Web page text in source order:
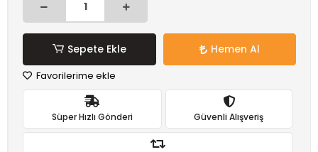
Sepete Ekle Hemen Al
Favorilerime ekle
Süper Hızlı Gönderi Güvenli Alışveriş